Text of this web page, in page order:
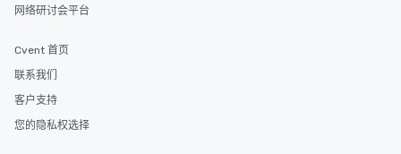
网络研讨会平台
Cvent 首页
联系我们
客户支持
您的隐私权选择